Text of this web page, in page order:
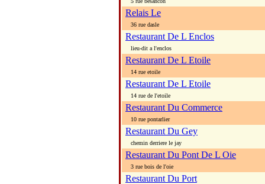
Relais Le
36 rue dasle
Restaurant De L Enclos
lieu-dit a l'enclos
Restaurant De L Etoile
14 rue etoile
Restaurant De L Etoile
14 rue de l'etoile
Restaurant Du Commerce
10 rue pontarlier
Restaurant Du Gey
chemin derriere le jay
Restaurant Du Pont De L Oie
3 rue bois de l'oie
Restaurant Du Port